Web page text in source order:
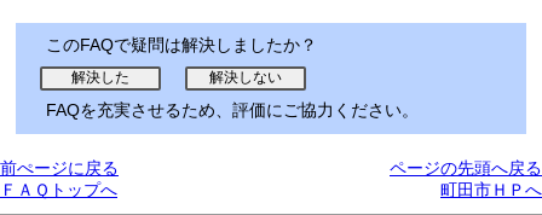
このFAQで疑問は解決しましたか？
FAQを充実させるため、評価にご協力ください。
前ぺージに戻る
ページの先頭へ戻る
ＦＡＱトップへ
町田市ＨＰへ